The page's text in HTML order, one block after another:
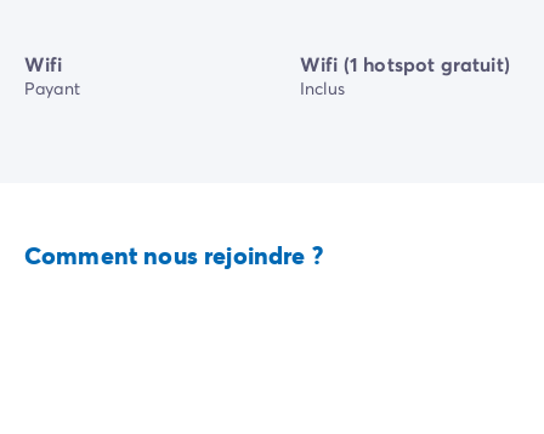
Wifi
Payant
Wifi (1 hotspot gratuit)
Inclus
Comment nous rejoindre ?